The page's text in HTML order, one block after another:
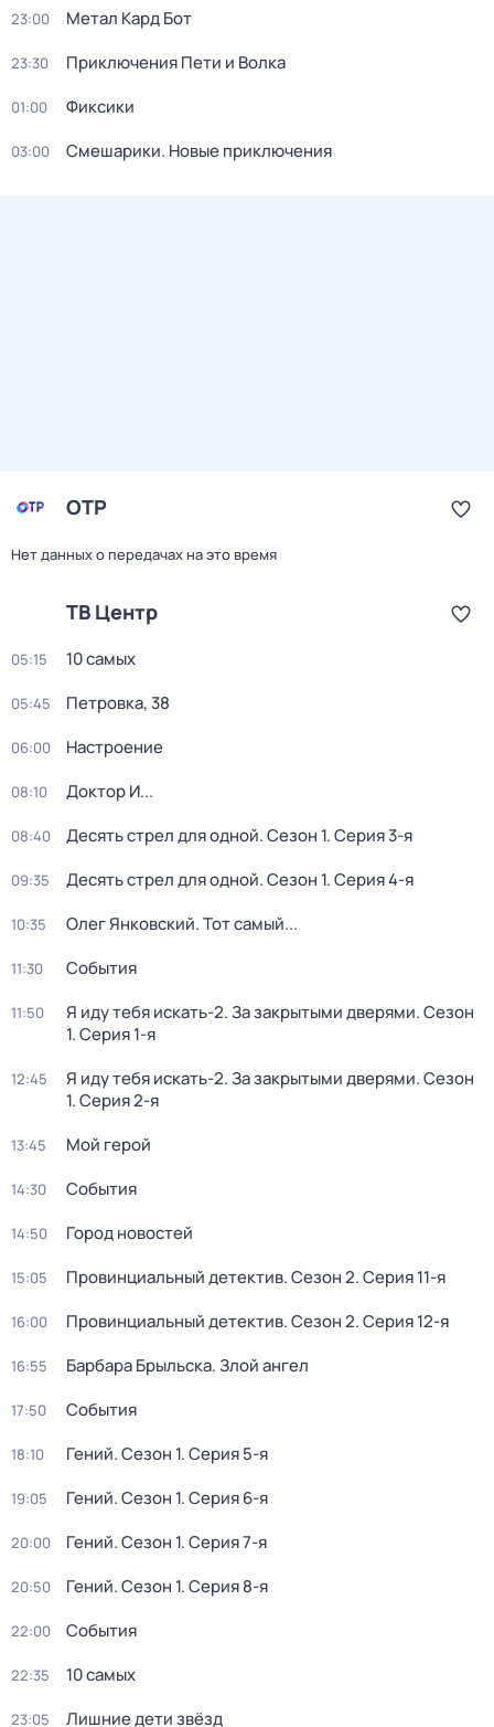
23:00 Метал Кард Бот
23:30 Приключения Пети и Волка
01:00 Фиксики
03:00 Смешарики. Новые приключения
ОТР
Нет данных о передачах на это время
ТВ Центр
05:15 10 самых
05:45 Петровка, 38
06:00 Настроение
08:10 Доктор И...
08:40 Десять стрел для одной. Сезон 1. Серия 3-я
09:35 Десять стрел для одной. Сезон 1. Серия 4-я
10:35 Олег Янковский. Тот самый...
11:30 События
11:50 Я иду тебя искать-2. За закрытыми дверями. Сезон
1. Серия 1-я
12:45 Я иду тебя искать-2. За закрытыми дверями. Сезон
1. Серия 2-я
13:45 Мой герой
14:30 События
14:50 Город новостей
15:05 Провинциальный детектив. Сезон 2. Серия 11-я
16:00 Провинциальный детектив. Сезон 2. Серия 12-я
16:55 Барбара Брыльска. Злой ангел
17:50 События
18:10 Гений. Сезон 1. Серия 5-я
19:05 Гений. Сезон 1. Серия 6-я
20:00 Гений. Сезон 1. Серия 7-я
20:50 Гений. Сезон 1. Серия 8-я
22:00 События
22:35 10 самых
23:05 Лишние дети звёзд